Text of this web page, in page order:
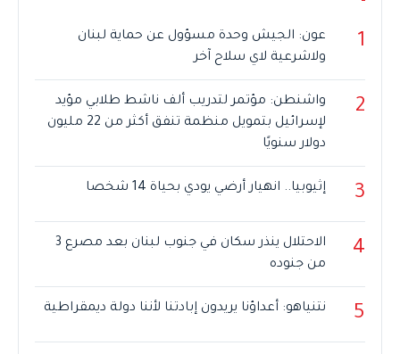
1
عون: الجيش وحدة مسؤول عن حماية لبنان
ولاشرعية لاي سلاح آخر
2
واشنطن: مؤتمر لتدريب ألف ناشط طلابي مؤيد
لإسرائيل بتمويل منظمة تنفق أكثر من 22 مليون
دولار سنويًا
3 إثيوبيا.. انهيار أرضي يودي بحياة 14 شخصا
4
الاحتلال ينذر سكان في جنوب لبنان بعد مصرع 3
من جنوده
5 نتنياهو: أعداؤنا يريدون إبادتنا لأننا دولة ديمقراطية